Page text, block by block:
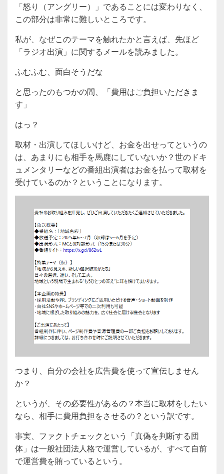
「怒り（アングリー）」であることには変わりなく、
この部分は非常に難しいところです。
私が、なぜこのテーマを触れたかと言えば、先ほど
「ラジオ出演」に関するメールを読みました。
ふむふむ、面白そうだな
と思ったのもつかの間、「費用はご負担いただきま
す」
はっ？
取材・出演してほしいけど、お金を出せってというの
は、あまりにも相手を馬鹿にしていないか？世のドキ
ュメンタリーなどの番組出演者はお金を払って取材を
受けているのか？ということになります。
つまり、自分の会社を広告費を使って宣伝しません
か？
というが、その必要性があるの？本当に取材をしたい
なら、相手に費用負担をさせるの？という訳です。
事実、ファクトチェックという「真偽を判断する団
体」は一般社団法人格で運営しているが、すべて自前
で運営費を賄っているという。